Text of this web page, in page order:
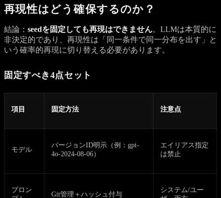
再現性はどう確保するのか？
結論： seedを固定しても再現はできません。LLMは本質的に
非決定的であり、再現性は「同一条件で同一分布を出す」と
いう確率的再現に切り替える必要があります。
固定すべき4点セット
項目 固定方法 注意点
モデル
バージョンID明示（例：gpt-
4o-2024-08-06）
エイリアス指定
は禁止
プロン
Git管理＋ハッシュ付与
システム/ユー